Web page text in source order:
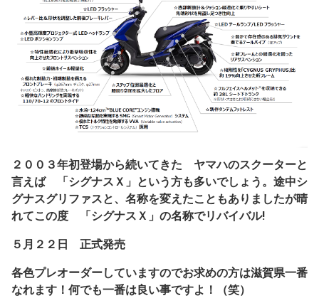
２００３年初登場から続いてきた ヤマハのスクーターと
言えば 「シグナスＸ」という方も多いでしょう。途中シ
グナスグリファスと、名称を変えたこともありましたが晴
れてこの度 「シグナスＸ」の名称でリバイバル!
５月２２日 正式発売
各色プレオーダーしていますのでお求めの方は滋賀県一番
なれます！何でも一番は良い事ですよ！（笑）